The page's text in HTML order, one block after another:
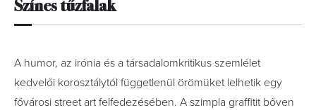
A humor, az irónia és a társadalomkritikus szemlélet
kedvelői korosztálytól függetlenül örömüket lelhetik egy
fővárosi street art felfedezésében. A szimpla graffitit bőven